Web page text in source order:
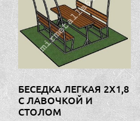
БЕСЕДКА ЛЕГКАЯ 2Х1,8
С ЛАВОЧКОЙ И
СТОЛОМ